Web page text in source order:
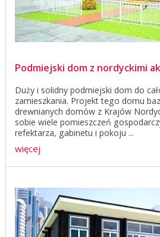
Podmiejski dom z nordyckimi
Duży i solidny podmiejski dom do
zamieszkania. Projekt tego domu
drewnianych domów z Krajów
sobie wiele pomieszczeń
refektarza, gabinetu i pokoju ...
więcej